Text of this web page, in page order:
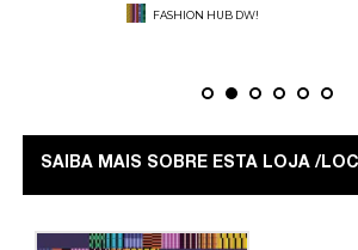
FASHION HUB DW!
SAIBA MAIS SOBRE ESTA LOJA /